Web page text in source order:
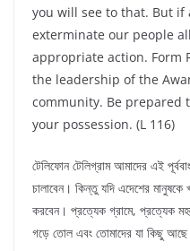
you will see to that. But
exterminate our people
appropriate action. Form
the leadership of the
community. Be prepared
your possession. (L 116)
টেলিফোন টেলিগ্রাম আমাদের এই
চালাবেন। কিন্তু যদি এদেশের মানুষকে
করবেন। প্রত্যেক গ্রামে, প্রত্যেক
গড়ে তোল এবং তোমাদের যা কিছু আছে